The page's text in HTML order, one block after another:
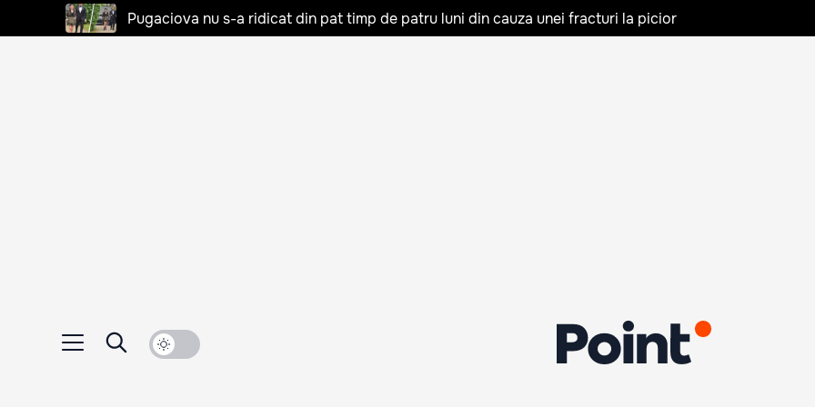
Pugaciova nu s-a ridicat din pat timp de patru luni din cauza unei fracturi la picior